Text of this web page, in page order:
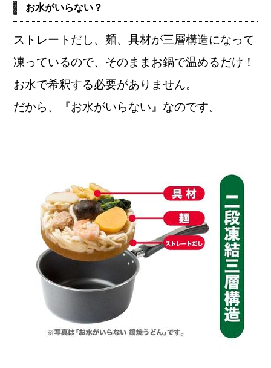
お水がいらない？
ストレートだし、麺、具材が三層構造になって
凍っているので、そのままお鍋で温めるだけ！
お水で希釈する必要がありません。
だから、『お水がいらない』なのです。